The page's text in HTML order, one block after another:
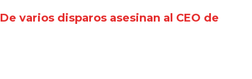
De varios disparos asesinan al CEO de